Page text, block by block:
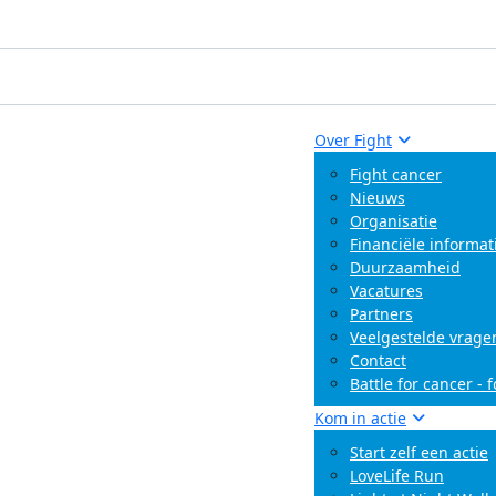
Over Fight
Fight cancer
Nieuws
Organisatie
Financiële
Duurzaamheid
Vacatures
Partners
Veelgestelde
Contact
Battle for cancer -
Kom in actie
Start zelf een actie
LoveLife Run